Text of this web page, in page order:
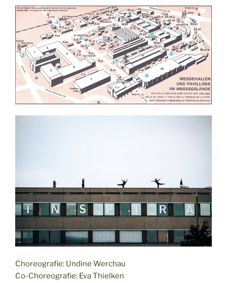
Choreografie: Undine Werchau
Co-Choreografie: Eva Thielken